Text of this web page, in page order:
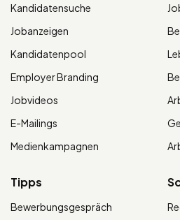
Kandidatensuche
Jobanzeigen
Kandidatenpool
Employer Branding
Jobvideos
E-Mailings
Medienkampagnen
Tipps
Bewerbungsgespräch